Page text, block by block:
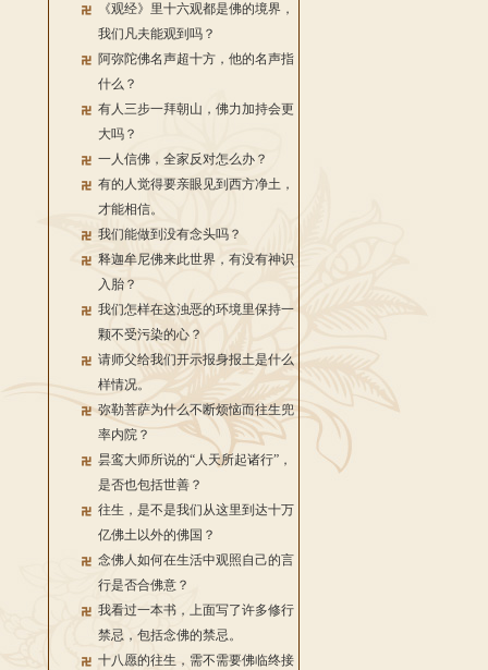
《观经》里十六观都是佛的境界，
我们凡夫能观到吗？
阿弥陀佛名声超十方，他的名声指
什么？
有人三步一拜朝山，佛力加持会更
大吗？
一人信佛，全家反对怎么办？
有的人觉得要亲眼见到西方净土，
才能相信。
我们能做到没有念头吗？
释迦牟尼佛来此世界，有没有神识
入胎？
我们怎样在这浊恶的环境里保持一
颗不受污染的心？
请师父给我们开示报身报土是什么
样情况。
弥勒菩萨为什么不断烦恼而往生兜
率内院？
昙鸾大师所说的“人天所起诸行”，
是否也包括世善？
往生，是不是我们从这里到达十万
亿佛土以外的佛国？
念佛人如何在生活中观照自己的言
行是否合佛意？
我看过一本书，上面写了许多修行
禁忌，包括念佛的禁忌。
十八愿的往生，需不需要佛临终接